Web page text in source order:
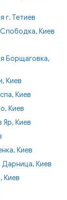
г. Тетиев
Киев
Борщаговка,
Киев
Киев
Киев
Яр, Киев
Киев
Дарница, Киев
Киев